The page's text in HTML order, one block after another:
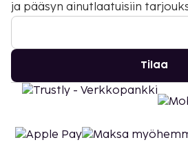
ja pääsyn ainutlaatuisiin
Tilaa